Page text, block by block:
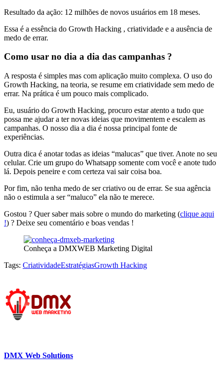
Resultado da ação: 12 milhões de novos usuários em 18 meses.
Essa é a essência do Growth Hacking , criatividade e a ausência de
medo de errar.
Como usar no dia a dia das campanhas ?
A resposta é simples mas com aplicação muito complexa. O uso do
Growth Hacking, na teoria, se resume em criatividade sem medo de
errar. Na prática é um pouco mais complicado.
Eu, usuário do Growth Hacking, procuro estar atento a tudo que
possa me ajudar a ter novas ideias que movimentem e escalem as
campanhas. O nosso dia a dia é nossa principal fonte de
experiências.
Outra dica é anotar todas as ideias “malucas” que tiver. Anote no seu
celular. Crie um grupo do Whatsapp somente com você e anote tudo
lá. Depois peneire e com certeza vai sair coisa boa.
Por fim, não tenha medo de ser criativo ou de errar. Se sua agência
não o estimula a ser “maluco” ela não te merece.
Gostou ? Quer saber mais sobre o mundo do marketing (clique aqui
!) ? Deixe seu comentário e boas vendas !
Conheça a DMXWEB Marketing Digital
Tags: CriatividadeEstratégiasGrowth Hacking
DMX Web Solutions